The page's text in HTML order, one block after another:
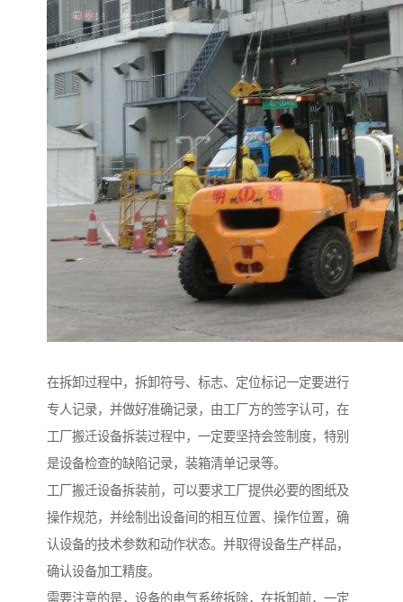
在拆卸过程中，拆卸符号、标志、定位标记一定要进行
专人记录，并做好准确记录，由工厂方的签字认可，在
工厂搬迁设备拆装过程中，一定要坚持会签制度，特别
是设备检查的缺陷记录，装箱清单记录等。
工厂搬迁设备拆装前，可以要求工厂提供必要的图纸及
操作规范，并绘制出设备间的相互位置、操作位置，确
认设备的技术参数和动作状态。并取得设备生产样品，
确认设备加工精度。
需要注意的是，设备的电气系统拆除，在拆卸前，一定